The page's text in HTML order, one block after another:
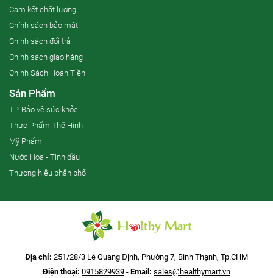
Cam kết chất lượng
Chính sách bảo mật
Chính sách đổi trả
Chính sách giao hàng
Chính Sách Hoàn Tiền
Sản Phẩm
TP. Bảo vệ sức khỏe
Thực Phẩm Thể Hình
Mỹ Phẩm
Nước Hoa - Tinh dầu
Thương hiệu phân phối
Địa chỉ: 251/28/3 Lê Quang Định, Phường 7, Bình Thạnh, Tp.CHM
Điện thoại: 0915829939 - Email: sales@healthymart.vn